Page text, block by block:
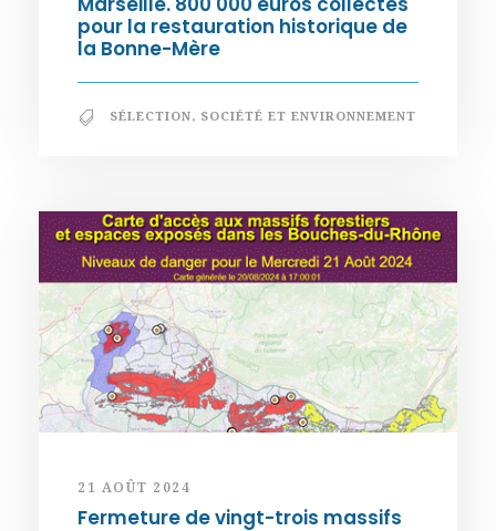
pour la restauration historique de
la Bonne-Mère
SÉLECTION, SOCIÉTÉ ET ENVIRONNEMENT
21 AOÛT 2024
Fermeture de vingt-trois massifs